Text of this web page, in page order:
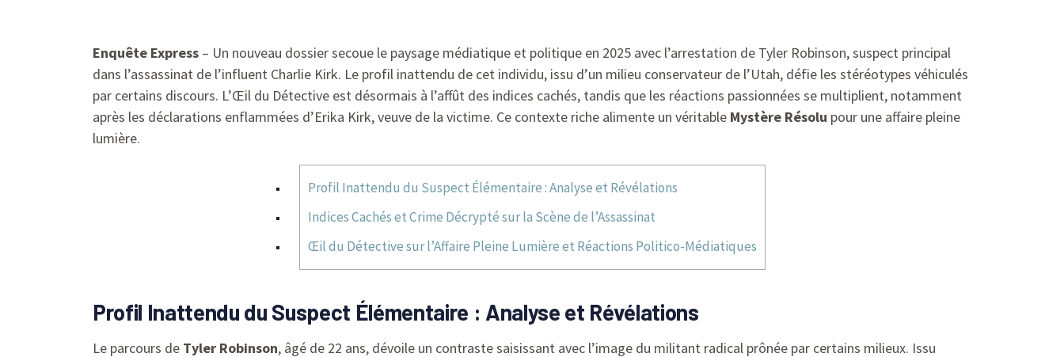
Enquête Express – Un nouveau dossier secoue le paysage médiatique et politique en 2025 avec l’arrestation de Tyler Robinson, suspect principal
dans l’assassinat de l’influent Charlie Kirk. Le profil inattendu de cet individu, issu d’un milieu conservateur de l’Utah, défie les stéréotypes véhiculés
par certains discours. L’Œil du Détective est désormais à l’affût des indices cachés, tandis que les réactions passionnées se multiplient, notamment
après les déclarations enflammées d’Erika Kirk, veuve de la victime. Ce contexte riche alimente un véritable Mystère Résolu pour une affaire pleine
lumière.
Profil Inattendu du Suspect Élémentaire : Analyse et Révélations
Indices Cachés et Crime Décrypté sur la Scène de l’Assassinat
Œil du Détective sur l’Affaire Pleine Lumière et Réactions Politico-Médiatiques
Profil Inattendu du Suspect Élémentaire : Analyse et Révélations
Le parcours de Tyler Robinson, âgé de 22 ans, dévoile un contraste saisissant avec l’image du militant radical prônée par certains milieux. Issu